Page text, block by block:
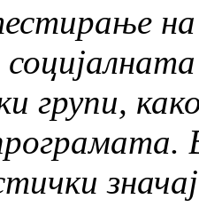
групи,